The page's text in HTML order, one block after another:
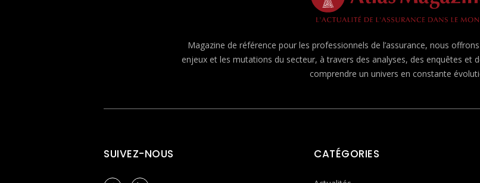
Magazine de référence pour les professionnels de l’assurance, nous
enjeux et les mutations du secteur, à travers des analyses, des enquêtes et
comprendre un univers en constante
SUIVEZ-NOUS CATÉGORIES